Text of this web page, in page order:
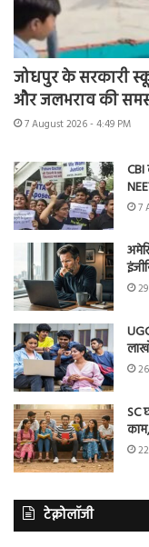
जोधपुर के सरकारी
और जलभराव की
7 August 2026 - 4:49 PM
7
SC
टेक्नोलॉजी